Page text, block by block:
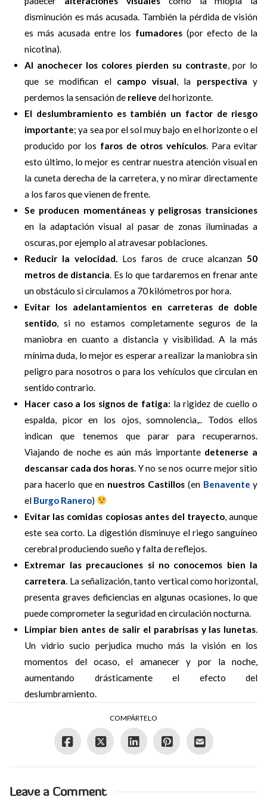
disminución es más acusada. También la pérdida de visión
es más acusada entre los fumadores (por efecto de la
nicotina).
Al anochecer los colores pierden su contraste, por lo
que se modifican el campo visual, la perspectiva y
perdemos la sensación de relieve del horizonte.
El deslumbramiento es también un factor de riesgo
importante; ya sea por el sol muy bajo en el horizonte o el
producido por los faros de otros vehículos. Para evitar
esto último, lo mejor es centrar nuestra atención visual en
la cuneta derecha de la carretera, y no mirar directamente
a los faros que vienen de frente.
Se producen momentáneas y peligrosas transiciones
en la adaptación visual al pasar de zonas iluminadas a
oscuras, por ejemplo al atravesar poblaciones.
Reducir la velocidad.Los faros de cruce alcanzan50
metros de distancia. Es lo que tardaremos en frenar ante
un obstáculo si circulamos a 70 kilómetros por hora.
Evitar los adelantamientos en carreteras de doble
sentido, si no estamos completamente seguros de la
maniobra en cuanto a distancia y visibilidad. A la más
mínima duda, lo mejor es esperar a realizar la maniobra sin
peligro para nosotros o para los vehículos que circulan en
sentido contrario.
Hacer caso a los signos de fatiga: la rigidez de cuello o
espalda, picor en los ojos, somnolencia,.. Todos ellos
indican que tenemos que parar para recuperarnos.
Viajando de noche es aún más importante detenerse a
descansar cada dos horas. Y no se nos ocurre mejor sitio
para hacerlo que en nuestros Castillos (en Benavente y
el Burgo Ranero)
Evitar las comidas copiosas antes del trayecto, aunque
este sea corto. La digestión disminuye el riego sanguíneo
cerebral produciendo sueño y falta de reflejos.
Extremar las precauciones si no conocemos bien la
carretera. La señalización, tanto vertical como horizontal,
presenta graves deficiencias en algunas ocasiones, lo que
puede comprometer la seguridad en circulación nocturna.
Limpiar bien antes de salir el parabrisas y las lunetas.
Un vidrio sucio perjudica mucho más la visión en los
momentos del ocaso, el amanecer y por la noche,
aumentando drásticamente el efecto del
deslumbramiento.
COMPÁRTELO
Leave a Comment